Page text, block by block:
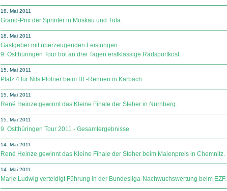
18. Mai 2011
Grand-Prix der Sprinter in Moskau und Tula.
18. Mai 2011
Gastgeber mit überzeugenden Leistungen.
9. Ostthüringen Tour bot an drei Tagen erstklassige Radsportkost.
15. Mai 2011
Platz 4 für Nils Plötner beim BL-Rennen in Karbach.
15. Mai 2011
René Heinze gewinnt das Kleine Finale der Steher in Nürnberg.
15. Mai 2011
9. Ostthüringen Tour 2011 - Gesamtergebnisse
14. Mai 2011
René Heinze gewinnt das Kleine Finale der Steher beim Maienpreis in Chemnitz.
14. Mai 2011
Marie Ludwig verteidigt Führung in der Bundesliga-Nachwuchswertung beim EZF.